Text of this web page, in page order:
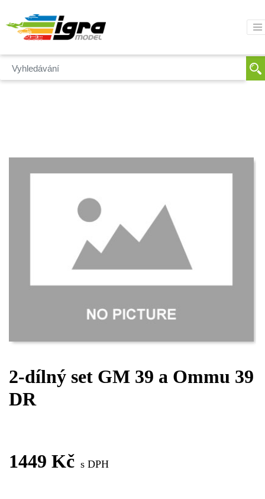
2-dílný set GM 39 a Ommu 39
DR
1449 Kč s DPH